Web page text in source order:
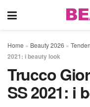
Home » Beauty 2026 »
2021: i beauty look
Trucco
SS 2021: i